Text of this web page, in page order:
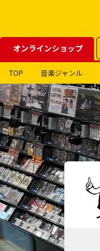
オンラインショップ
TOP 音楽ジャンル